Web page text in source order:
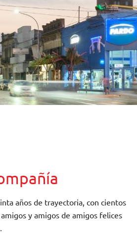
años de trayectoria, con cientos
y amigos de amigos felices